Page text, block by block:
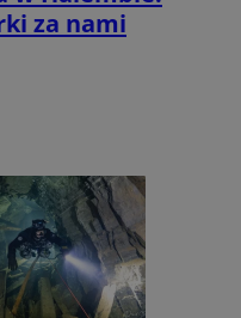
za nami